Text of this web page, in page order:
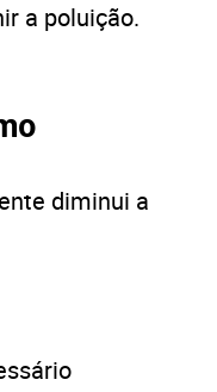
a poluição.
diminui a